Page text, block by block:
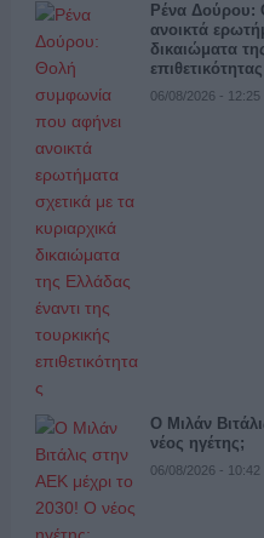
Ρένα Δούρου:
ανοικτά
δικαιώματα
επιθετικότητας
06/08/2026 - 12:25
Ο Μιλάν
νέος ηγέτης;
06/08/2026 - 10:42